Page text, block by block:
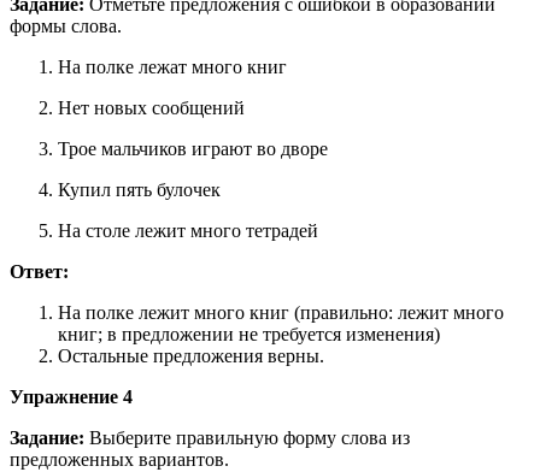
Задание: Отметьте предложения с ошибкой в образовании
формы слова.
На полке лежат много книг
Нет новых сообщений
Трое мальчиков играют во дворе
Купил пять булочек
На столе лежит много тетрадей
Ответ:
На полке лежит много книг (правильно: лежит много
книг; в предложении не требуется изменения)
Остальные предложения верны.
Упражнение 4
Задание: Выберите правильную форму слова из
предложенных вариантов.